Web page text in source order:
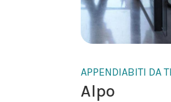
APPENDIABITI DA
Alpo